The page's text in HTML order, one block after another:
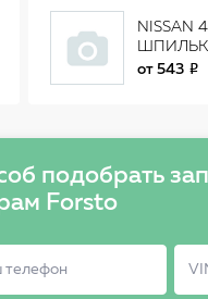
NISSAN
/ BOLT-
от 543
подобрать
Forsto